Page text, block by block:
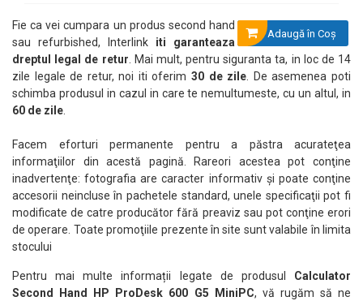
Adaugă în Coş
Fie ca vei cumpara un produs second hand
sau refurbished, Interlink iti garanteaza
dreptul legal de retur. Mai mult, pentru siguranta ta, in loc de 14
zile legale de retur, noi iti oferim30 de zile. De asemenea poti
schimba produsul in cazul in care te nemultumeste, cu un altul, in
60 de zile.
Facem eforturi permanente pentru a păstra acurateţea
informaţiilor din acestă pagină. Rareori acestea pot conţine
inadvertenţe: fotografia are caracter informativ şi poate conţine
accesorii neincluse în pachetele standard, unele specificaţii pot fi
modificate de catre producător fără preaviz sau pot conţine erori
de operare. Toate promoţiile prezente în site sunt valabile în limita
stocului
Pentru mai multe informații legate de produsul Calculator
Second Hand HP ProDesk 600 G5 MiniPC, vă rugăm să ne